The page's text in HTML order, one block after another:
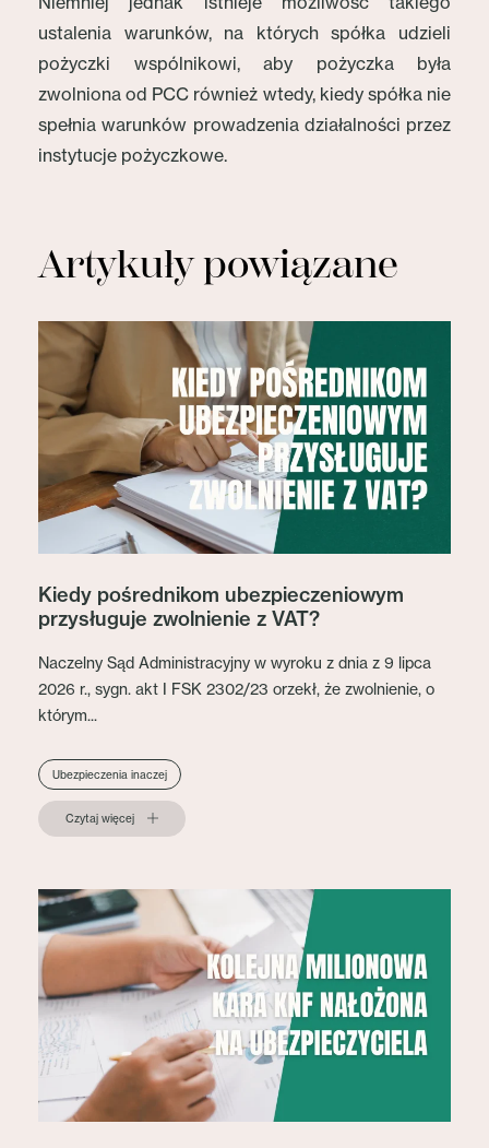
ustalenia warunków, na których spółka udzieli
pożyczki wspólnikowi, aby pożyczka była
zwolniona od PCC również wtedy, kiedy spółka nie
spełnia warunków prowadzenia działalności przez
instytucje pożyczkowe.
Artykuły powiązane
Kiedy pośrednikom ubezpieczeniowym
przysługuje zwolnienie z VAT?
Naczelny Sąd Administracyjny w wyroku z dnia z 9 lipca
2026 r., sygn. akt I FSK 2302/23 orzekł, że zwolnienie, o
którym...
Ubezpieczenia inaczej
Czytaj więcej